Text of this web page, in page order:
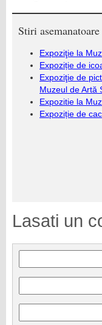
Stiri asemanatoare
Expoziţie la
Expoziție de
Expoziţie de
Muzeul de Artă
Expozitie la
Expoziție de
Lasati un